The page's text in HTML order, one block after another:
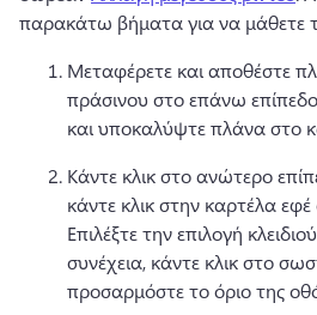
παρακάτω βήματα για να μάθετε
Μεταφέρετε και αποθέστε
πράσινου στο επάνω
και υποκαλύψτε πλάνα στο
Κάντε κλικ στο ανώτερο
Επιλέξτε την επιλογή
συνέχεια, κάντε κλικ στο
προσαρμόστε το όριο της